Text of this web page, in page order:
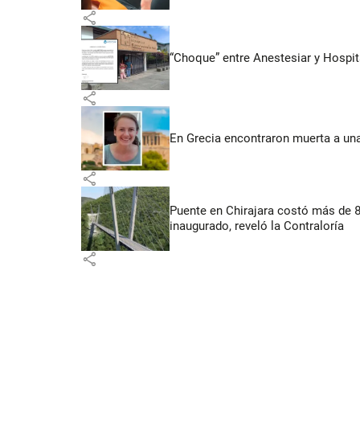
share
“Choque” entre Anestesiar y
share
En Grecia encontraron muerta a
share
Puente en Chirajara costó más
inaugurado, reveló la Contraloría
share